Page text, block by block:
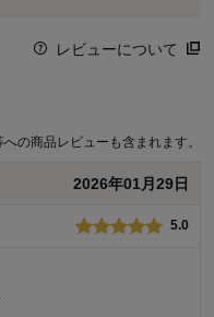
レビューについて
の商品レビューも含まれます。
2026年01月29日
5.0